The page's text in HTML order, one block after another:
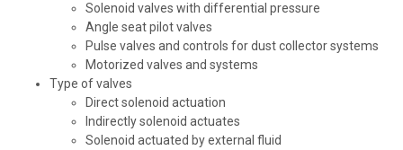
Solenoid valves with differential pressure
Angle seat pilot valves
Pulse valves and controls for dust collector systems
Motorized valves and systems
Type of valves
Direct solenoid actuation
Indirectly solenoid actuates
Solenoid actuated by external fluid